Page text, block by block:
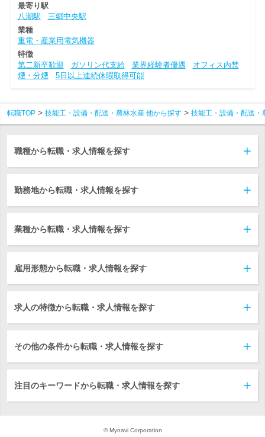
最寄り駅
八潮駅
三郷中央駅
業種
重電・産業用電気機器
特徴
第二新卒歓迎
ガソリン代支給 業界経験者優遇
オフィス内禁
煙・分煙
5日以上連続休暇取得可能
転職TOP 技能工・設備・配送・農林水産 他から探す 技能工・設備・配送・
職種から転職・求人情報を探す
勤務地から転職・求人情報を探す
業種から転職・求人情報を探す
雇用形態から転職・求人情報を探す
求人の特徴から転職・求人情報を探す
その他の条件から転職・求人情報を探す
注目のキーワードから転職・求人情報を探す
© Mynavi Corporation